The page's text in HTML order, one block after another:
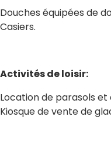
Douches équipées de
Casiers.
Activités de loisir:
Location de parasols et
Kiosque de vente de